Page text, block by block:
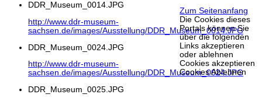
DDR_Museum_0014.JPG
http://www.ddr-museum-
sachsen.de/images/Ausstellung/DDR_Museum_0014.JPG
DDR_Museum_0024.JPG
http://www.ddr-museum-
sachsen.de/images/Ausstellung/DDR_Museum_0024.JPG
DDR_Museum_0025.JPG
Zum Seitenanfang
Die Cookies dieses
Portals können Sie
über die folgenden
Links akzeptieren
oder ablehnen
Cookies akzeptieren
Cookies Ablehnen